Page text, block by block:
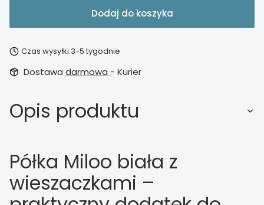
Dodaj do koszyka
Czas wysyłki:3-5 tygodnie
Dostawa darmowa - Kurier
Opis produktu
Półka Miloo biała z
wieszaczkami –